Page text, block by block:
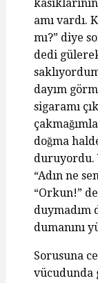
amı vardı.
mı?” diye
dedi
dayım
sigaramı
doğma
duruyordu.
“Adın ne
“Orkun!”
duymadım
dumanını
Sorusuna
vücudunda